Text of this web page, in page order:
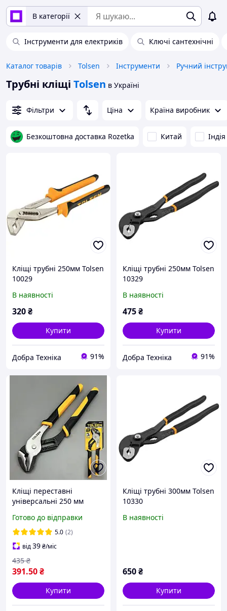
В категорії
Інструменти для електриків Ключі сантехнічні
Каталог товарів Tolsen Інструменти Ручний
Трубні кліщі Tolsen в Україні
Фільтри Ціна Країна виробник
Безкоштовна доставка Rozetka Китай Індія
Кліщі трубні 250мм Tolsen
10029
В наявності
320₴
Купити
Добра Техніка 91%
Кліщі трубні 250мм Tolsen
10329
В наявності
475₴
Купити
Добра Техніка 91%
Кліщі переставні
універсальні 250 мм
Готово до відправки
5.0 (2)
від39₴/міс
391.50₴
435 ₴
Купити
Кліщі трубні 300мм Tolsen
10330
В наявності
650₴
Купити